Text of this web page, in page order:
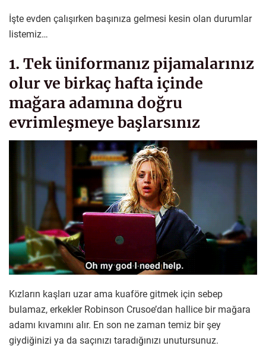
İşte evden çalışırken başınıza gelmesi kesin olan durumlar
listemiz…
1. Tek üniformanız pijamalarınız
olur ve birkaç hafta içinde
mağara adamına doğru
evrimleşmeye başlarsınız
Kızların kaşları uzar ama kuaföre gitmek için sebep
bulamaz, erkekler Robinson Crusoe’dan hallice bir mağara
adamı kıvamını alır. En son ne zaman temiz bir şey
giydiğinizi ya da saçınızı taradığınızı unutursunuz.